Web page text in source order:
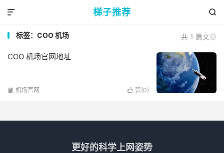
梯子推荐 

共 1 篇文章
标签：COO 机场
COO 机场官网地址
 赞(0)
 机场官网
更好的科学上网姿势